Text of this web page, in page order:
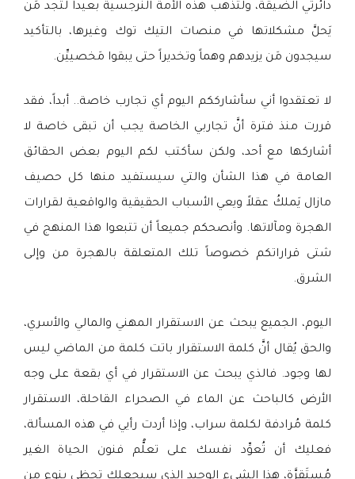
دائرتي الضيقة، ولتذهب هذه الأمة النرجسية بعيداً لتجد مَن
يَحلَّ مشكلاتها في منصات التيك توك وغيرها، بالتأكيد
سيجدون مَن يزيدهم وهماً وتخديراً حتى يبقوا مَخصييِّن.
لا تعتقدوا أني سأشارككم اليوم أي تجارب خاصة.. أبداً، فقد
قررت منذ فترة أنَّ تجاربي الخاصة يجب أن تبقى خاصة لا
أشاركها مع أحد، ولكن سأكتب لكم اليوم بعض الحقائق
العامة في هذا الشأن والتي سيستفيد منها كل حصيف
مازال يَملكُ عقلاً ويعي الأسباب الحقيقية والواقعية لقرارات
الهجرة ومآلاتها. وأنصحكم جميعاً أن تتبعوا هذا المنهج في
شتى قراراتكم خصوصاً تلك المتعلقة بالهجرة من وإلى
الشرق.
اليوم، الجميع يبحث عن الاستقرار المهني والمالي والأسري،
والحق يُقال أنَّ كلمة الاستقرار باتت كلمة من الماضي ليس
لها وجود. فالذي يبحث عن الاستقرار في أي بقعة على وجه
الأرض كالباحث عن الماء في الصحراء القاحلة، الاستقرار
كلمة مُرادفة لكلمة سراب، وإذا أردت رأيي في هذه المسألة،
فعليك أن تُعوِّد نفسك على تعلُّم فنون الحياة الغير